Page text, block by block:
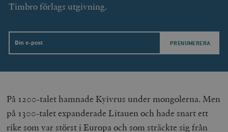
Timbro förlags utgivning.
Email
På 1200-talet hamnade Kyivrus under mongolerna. Men
på 1300-talet expanderade Litauen och hade snart ett
rike som var störst i Europa och som sträckte sig från